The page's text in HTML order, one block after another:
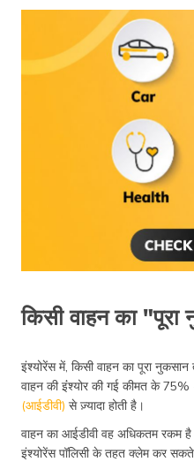
किसी वाहन का
इंश्योरेंस में, किसी वाहन का पूरा
वाहन की इंंश्योर की गई कीमत के
(आईडीवी) से ज़्यादा होती है।
वाहन का आईडीवी वह अधिकतम रकम
इंश्योरेंस पॉलिसी के तहत क्लेम कर सकते